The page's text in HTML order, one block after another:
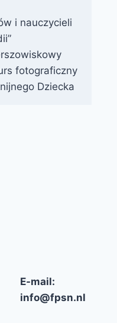
i nauczycieli
fotograficzny
Dziecka
E-mail:
info@fpsn.nl